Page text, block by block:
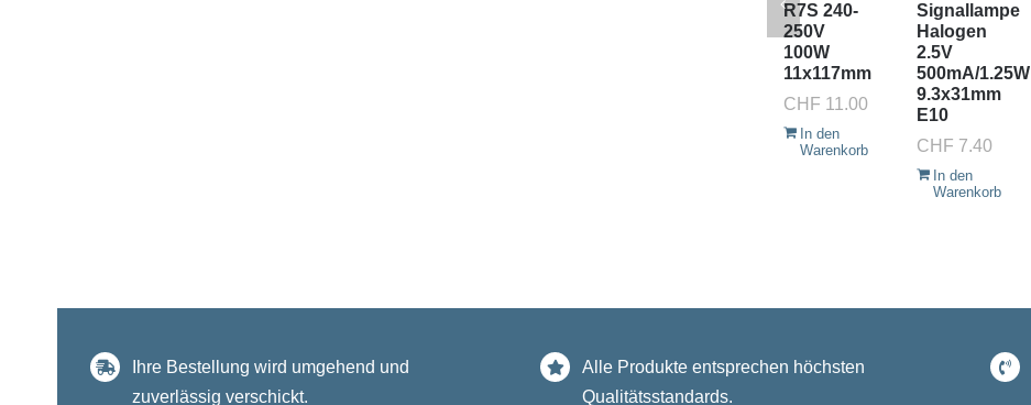
R7S 240-
250V
100W
11x117mm
CHF 11.00
In den
Warenkorb
Signallampe
Halogen
2.5V
500mA/1.25W
9.3x31mm
E10
CHF 7.40
In den
Warenkorb
Ihre Bestellung wird umgehend und
zuverlässig verschickt.
Alle Produkte entsprechen höchsten
Qualitätsstandards.